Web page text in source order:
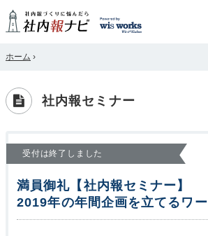
ホーム ›
社内報セミナー
受付は終了しました
満員御礼【社内報セミナー】
2019年の年間企画を立てるワ